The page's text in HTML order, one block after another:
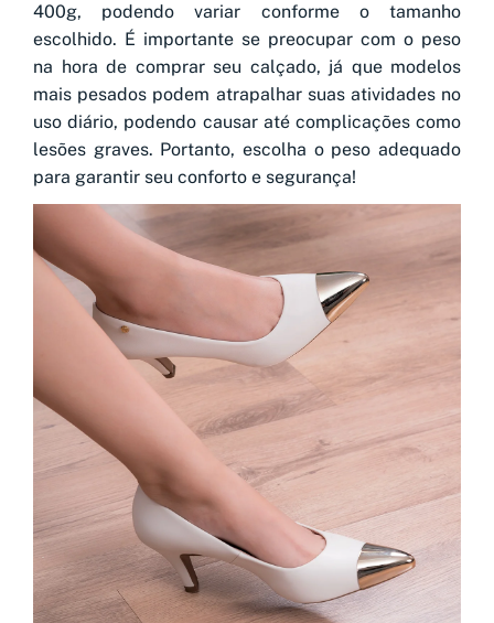
400g, podendo variar conforme o tamanho
escolhido. É importante se preocupar com o peso
na hora de comprar seu calçado, já que modelos
mais pesados podem atrapalhar suas atividades no
uso diário, podendo causar até complicações como
lesões graves. Portanto, escolha o peso adequado
para garantir seu conforto e segurança!